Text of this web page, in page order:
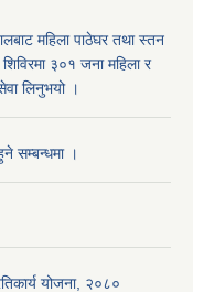
महिला पाठेघर तथा स्तन
३०१ जना महिला र
लिनुभयो ।
सम्बन्धमा ।
योजना, २०८०